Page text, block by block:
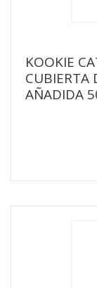
KOOKIE
CUBIERTA
AÑADIDA